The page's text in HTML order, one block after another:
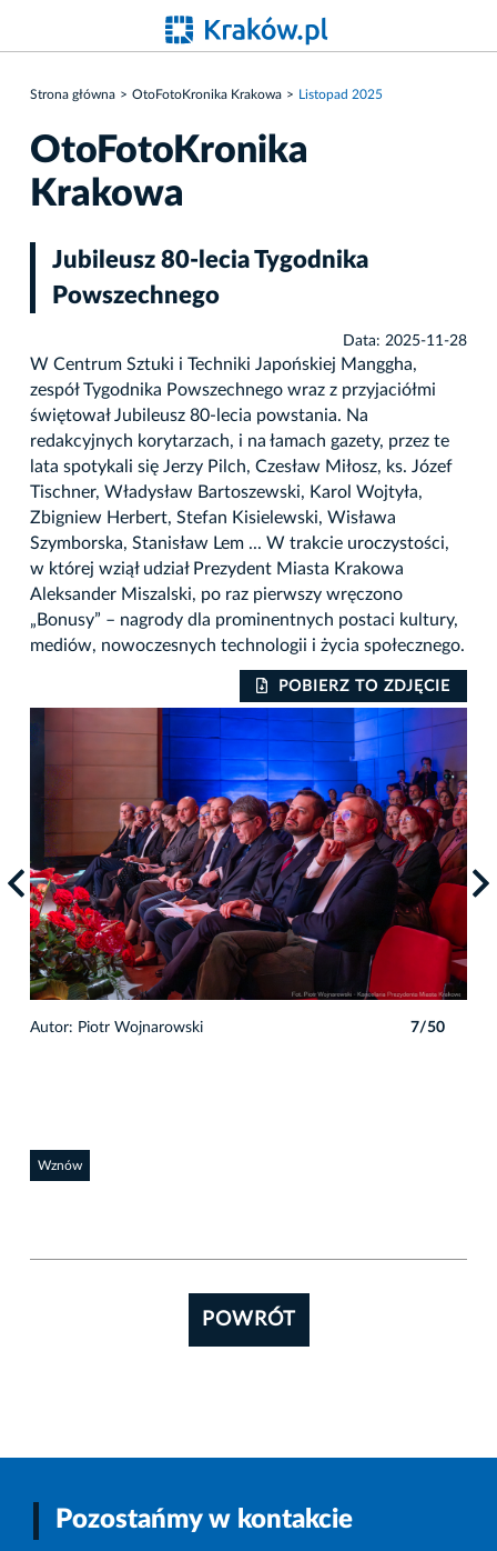
Strona główna OtoFotoKronika Krakowa Listopad 2025
OtoFotoKronika
Krakowa
Jubileusz 80-lecia Tygodnika
Powszechnego
Data: 2025-11-28
W Centrum Sztuki i Techniki Japońskiej Manggha,
zespół Tygodnika Powszechnego wraz z przyjaciółmi
świętował Jubileusz 80-lecia powstania. Na
redakcyjnych korytarzach, i na łamach gazety, przez te
lata spotykali się Jerzy Pilch, Czesław Miłosz, ks. Józef
Tischner, Władysław Bartoszewski, Karol Wojtyła,
Zbigniew Herbert, Stefan Kisielewski, Wisława
Szymborska, Stanisław Lem ... W trakcie uroczystości,
w której wziął udział Prezydent Miasta Krakowa
Aleksander Miszalski, po raz pierwszy wręczono
„Bonusy” – nagrody dla prominentnych postaci kultury,
mediów, nowoczesnych technologii i życia społecznego.
POBIERZ TO ZDJĘCIE
Autor: Piotr Wojnarowski 7/50
Wznów
POWRÓT
Pozostańmy w kontakcie